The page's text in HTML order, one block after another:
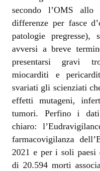
secondo l’OMS allo
differenze per fasce
patologie
avversi a breve
presentarsi gravi
miocarditi e
svariati gli scienziati
effetti mutageni,
tumori. Perfino i
chiaro:
farmacovigilanza
2021 e per i soli paesi
di 20.594 morti